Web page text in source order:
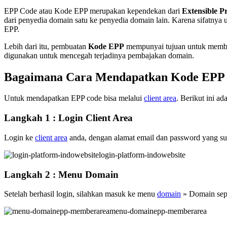
EPP Code atau Kode EPP merupakan kependekan dari Extensible
dari penyedia domain satu ke penyedia domain lain. Karena
EPP.
Lebih dari itu, pembuatan Kode EPP mempunyai tujuan untuk
digunakan untuk mencegah terjadinya pembajakan domain.
Bagaimana Cara Mendapatkan Kode EPP
Untuk mendapatkan EPP code bisa melalui client area. Berikut ini
Langkah 1 : Login Client Area
Login ke client area anda, dengan alamat email dan password yang
login-platform-indowebsite
Langkah 2 : Menu Domain
Setelah berhasil login, silahkan masuk ke menu domain » Domain
menu-domainepp-memberarea